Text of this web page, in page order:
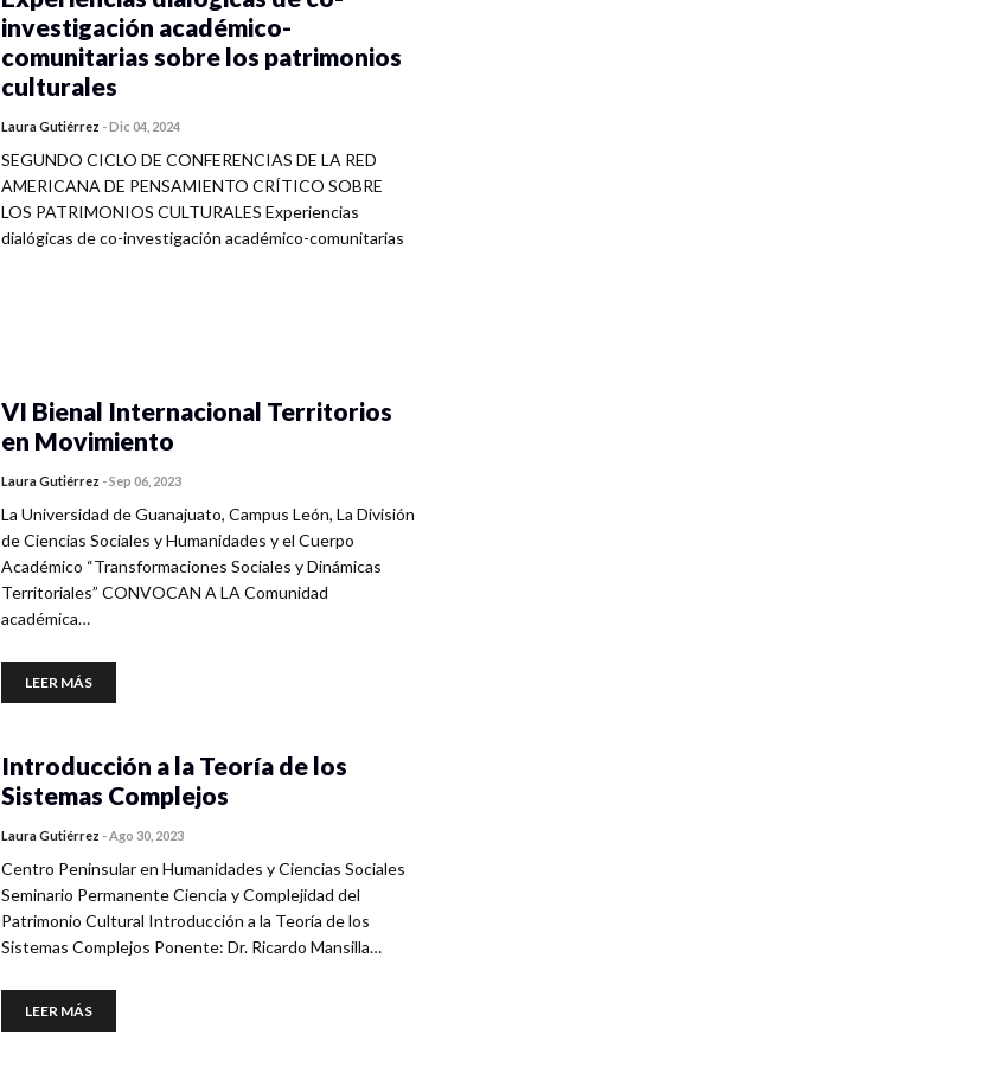
investigación académico-
comunitarias sobre los patrimonios
culturales
Laura Gutiérrez -Dic 04, 2024
SEGUNDO CICLO DE CONFERENCIAS DE LA RED
AMERICANA DE PENSAMIENTO CRÍTICO SOBRE
LOS PATRIMONIOS CULTURALES Experiencias
dialógicas de co-investigación académico-comunitarias
VI Bienal Internacional Territorios
en Movimiento
Laura Gutiérrez -Sep 06, 2023
La Universidad de Guanajuato, Campus León, La División
de Ciencias Sociales y Humanidades y el Cuerpo
Académico “Transformaciones Sociales y Dinámicas
Territoriales” CONVOCAN A LA Comunidad
académica…
LEER MÁS
Introducción a la Teoría de los
Sistemas Complejos
Laura Gutiérrez -Ago 30, 2023
Centro Peninsular en Humanidades y Ciencias Sociales
Seminario Permanente Ciencia y Complejidad del
Patrimonio Cultural Introducción a la Teoría de los
Sistemas Complejos Ponente: Dr. Ricardo Mansilla…
LEER MÁS